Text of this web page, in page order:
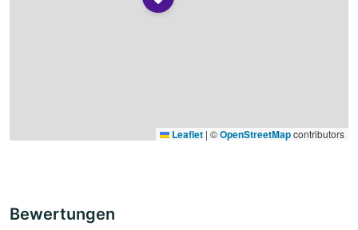
Leaflet | ©OpenStreetMapcontributors
Bewertungen